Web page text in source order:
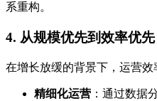
系重构。
4. 从规模优先到效率优先
在增长放缓的背景下，运营效
精细化运营 ：通过数据